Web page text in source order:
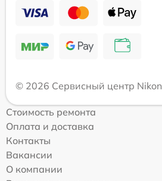
© 2026 Сервисный центр Nikon
Стоимость ремонта
Оплата и доставка
Контакты
Вакансии
О компании